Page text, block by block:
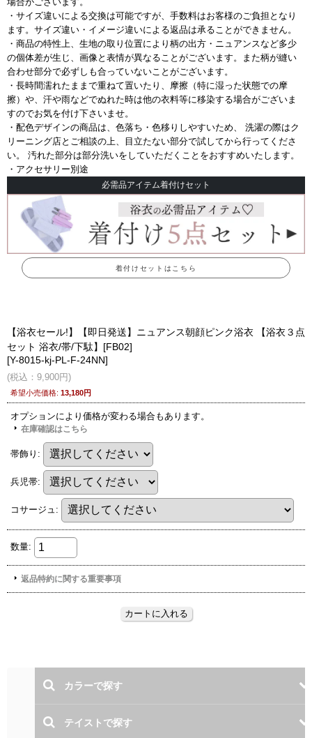
・サイズ違いによる交換は可能ですが、手数料はお客様のご負担となり
ます。サイズ違い・イメージ違いによる返品は承ることができません。
・商品の特性上、生地の取り位置により柄の出方・ニュアンスなど多少
の個体差が生じ、画像と表情が異なることがございます。また柄が縫い
合わせ部分で必ずしも合っていないことがございます。
・長時間濡れたままで重ねて置いたり、摩擦（特に湿った状態での摩
擦）や、汗や雨などでぬれた時は他の衣料等に移染する場合がございま
すのでお気を付け下さいませ。
・配色デザインの商品は、色落ち・色移りしやすいため、 洗濯の際はク
リーニング店とご相談の上、目立たない部分で試してから行ってくださ
い。 汚れた部分は部分洗いをしていただくことをおすすめいたします。
・アクセサリー別途
必需品アイテム着付けセット
着付けセットはこちら